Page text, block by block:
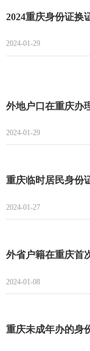
2024重庆身份证换
2024-01-29
2024-01-29
重庆临时居民身份
2024-01-27
2024-01-08